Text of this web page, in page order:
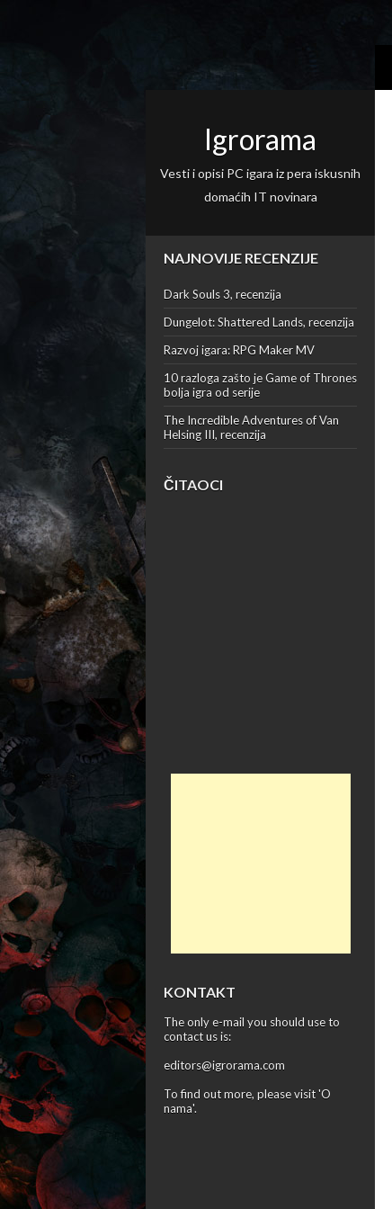
Igrorama
Vesti i opisi PC igara iz pera iskusnih
domaćih IT novinara
NAJNOVIJE RECENZIJE
Dark Souls 3, recenzija
Dungelot: Shattered Lands, recenzija
Razvoj igara: RPG Maker MV
10 razloga zašto je Game of Thrones
bolja igra od serije
The Incredible Adventures of Van
Helsing III, recenzija
ČITAOCI
KONTAKT
The only e-mail you should use to
contact us is:
editors@igrorama.com
To find out more, please visit 'O
nama'.